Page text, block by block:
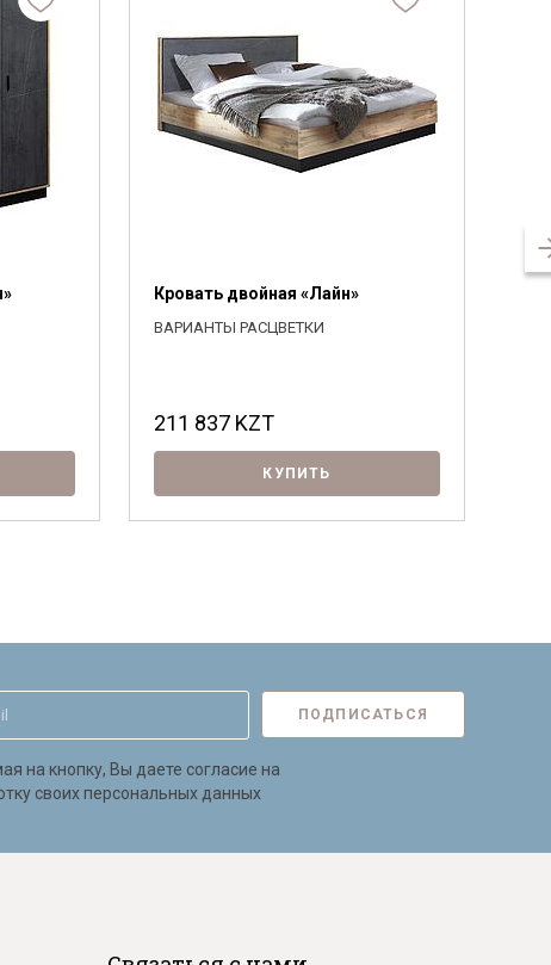
Кровать двойная «Лайн»
ВАРИАНТЫ РАСЦВЕТКИ
211 837 KZT
КУПИТЬ
ПОДПИСАТЬСЯ
на кнопку, Вы даете согласие на
своих персональных данных